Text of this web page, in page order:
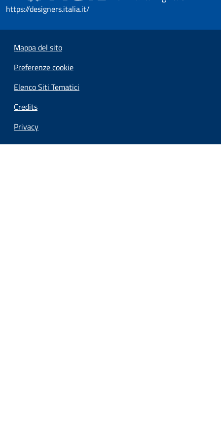
https://designers.italia.it/
Mappa del sito
Preferenze cookie
Elenco Siti Tematici
Credits
Privacy